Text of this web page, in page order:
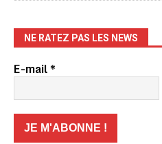
NE RATEZ PAS LES NEWS
E-mail*